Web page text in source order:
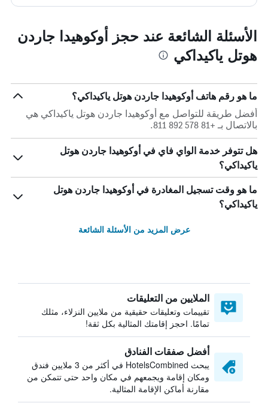
الأسئلة الشائعة عند حجز أوكوهيدا جاردن
هوتل ياكيداكي
ما هو رقم هاتف أوكوهيدا جاردن هوتل ياكيداكي؟
أفضل طريقة للتواصل مع أوكوهيدا جاردن هوتل ياكيداكي هي
بالاتصال بـ +81 578 892 811.
هل تتوفر خدمة الواي فاي في أوكوهيدا جاردن هوتل
ياكيداكي؟
ما هو وقت تسجيل المغادرة في أوكوهيدا جاردن هوتل
ياكيداكي؟
عرض المزيد من الأسئلة الشائعة
الملايين من التعليقات
تقييمات وتعليقات حقيقية من ملايين النزلاء، مثلك
تمامًا. احجز إقامتك المثالية بكل ثقة!
أفضل صفقات الفنادق
يبحث HotelsCombined في أكثر من 3 ملايين فندق
ومكان إقامة ويجمعهم في مكان واحد حتى تتمكن من
مقارنة أماكن الإقامة المثالية.